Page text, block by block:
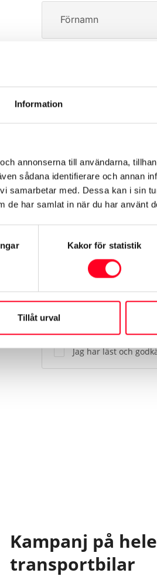
Information
annonserna till användarna,
sådana identifierare och annan
samarbetar med. Dessa kan i sin
de har samlat in när du har använt
Kakor för statistik
Tillåt urval
Förnamn
Ange
Meddelande
Jag har läst och
Kampanj på
transportbilar